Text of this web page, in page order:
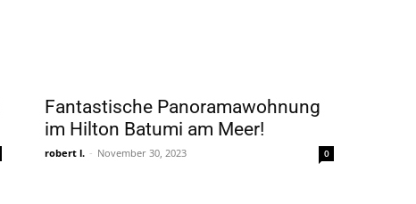
Fantastische Panoramawohnung
im Hilton Batumi am Meer!
robert l. - November 30, 2023 0